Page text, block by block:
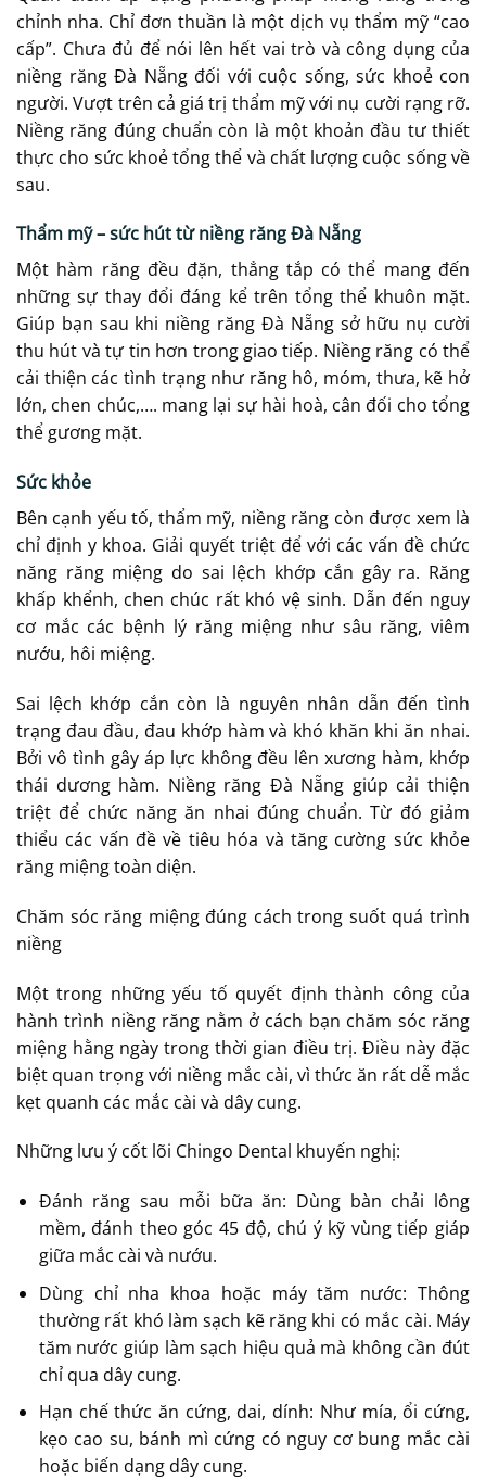
chỉnh nha. Chỉ đơn thuần là một dịch vụ thẩm mỹ “cao
cấp”. Chưa đủ để nói lên hết vai trò và công dụng của
niềng răng Đà Nẵng đối với cuộc sống, sức khoẻ con
người. Vượt trên cả giá trị thẩm mỹ với nụ cười rạng rỡ.
Niềng răng đúng chuẩn còn là một khoản đầu tư thiết
thực cho sức khoẻ tổng thể và chất lượng cuộc sống về
sau.
Thẩm mỹ – sức hút từ niềng răng Đà Nẵng
Một hàm răng đều đặn, thẳng tắp có thể mang đến
những sự thay đổi đáng kể trên tổng thể khuôn mặt.
Giúp bạn sau khi niềng răng Đà Nẵng sở hữu nụ cười
thu hút và tự tin hơn trong giao tiếp. Niềng răng có thể
cải thiện các tình trạng như răng hô, móm, thưa, kẽ hở
lớn, chen chúc,…. mang lại sự hài hoà, cân đối cho tổng
thể gương mặt.
Sức khỏe
Bên cạnh yếu tố, thẩm mỹ, niềng răng còn được xem là
chỉ định y khoa. Giải quyết triệt để với các vấn đề chức
năng răng miệng do sai lệch khớp cắn gây ra. Răng
khấp khểnh, chen chúc rất khó vệ sinh. Dẫn đến nguy
cơ mắc các bệnh lý răng miệng như sâu răng, viêm
nướu, hôi miệng.
Sai lệch khớp cắn còn là nguyên nhân dẫn đến tình
trạng đau đầu, đau khớp hàm và khó khăn khi ăn nhai.
Bởi vô tình gây áp lực không đều lên xương hàm, khớp
thái dương hàm. Niềng răng Đà Nẵng giúp cải thiện
triệt để chức năng ăn nhai đúng chuẩn. Từ đó giảm
thiểu các vấn đề về tiêu hóa và tăng cường sức khỏe
răng miệng toàn diện.
Chăm sóc răng miệng đúng cách trong suốt quá trình
niềng
Một trong những yếu tố quyết định thành công của
hành trình niềng răng nằm ở cách bạn chăm sóc răng
miệng hằng ngày trong thời gian điều trị. Điều này đặc
biệt quan trọng với niềng mắc cài, vì thức ăn rất dễ mắc
kẹt quanh các mắc cài và dây cung.
Những lưu ý cốt lõi Chingo Dental khuyến nghị:
Đánh răng sau mỗi bữa ăn: Dùng bàn chải lông
mềm, đánh theo góc 45 độ, chú ý kỹ vùng tiếp giáp
giữa mắc cài và nướu.
Dùng chỉ nha khoa hoặc máy tăm nước: Thông
thường rất khó làm sạch kẽ răng khi có mắc cài. Máy
tăm nước giúp làm sạch hiệu quả mà không cần đút
chỉ qua dây cung.
Hạn chế thức ăn cứng, dai, dính: Như mía, ổi cứng,
kẹo cao su, bánh mì cứng có nguy cơ bung mắc cài
hoặc biến dạng dây cung.